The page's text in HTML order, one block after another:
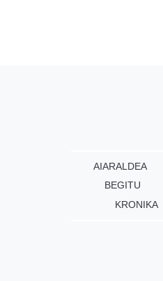
AIARALDEA
BEGITU
KRONIKA